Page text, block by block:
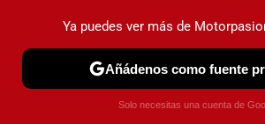
PRUEBAS COCHES ELÉCTRICOS
Ya puedes ver más de
Añádenos como fuente
Solo necesitas una cuenta de